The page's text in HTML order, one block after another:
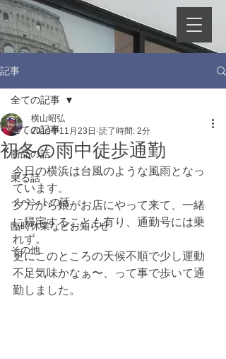
記事
全ての記事
商品の話
乗る話
イベントの話
臨時休業などお知らせ
その他
全ての記事
初冬の雨中徒歩通勤
横山昭弘
2019年11月23日 読了時間: 2分
今日の横浜は台風のような風雨となっ
ています。
夕方から娘がお店にやって来て、一緒
に帰宅することも有り、通勤号には乗
れず。
更にこのところの天候不順で少し運動
不足気味かなぁ〜、って事で歩いて通
勤しました。